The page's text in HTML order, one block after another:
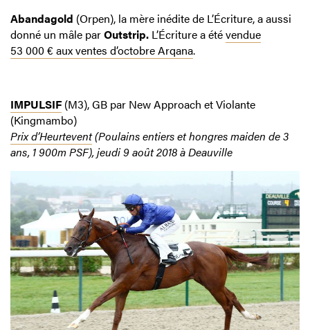
Abandagold (Orpen), la mère inédite de L’Écriture, a aussi
donné un mâle parOutstrip. L’Écriture a étévendue
53 000 € aux ventes d’octobre Arqana.
IMPULSIF (M3), GB par New Approach et Violante
(Kingmambo)
Prix d’Heurtevent(Poulains entiers et hongres maiden de 3
ans, 1 900m PSF), jeudi 9 août 2018 à Deauville